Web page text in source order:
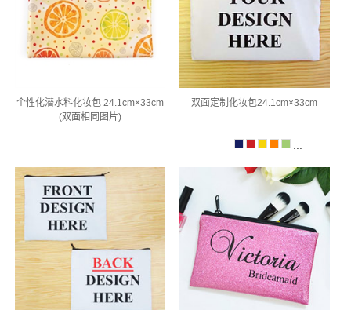
个性化潜水料化妆包 24.1cm×33cm
(双面相同图片)
双面定制化妆包24.1cm×33cm